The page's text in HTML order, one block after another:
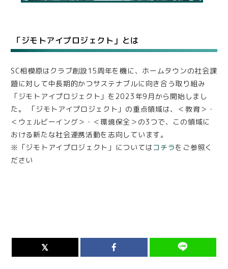
「ジモトアイプロジェクト」とは
SC相模原はクラブ創設15周年を機に、ホームタウンの社会課
題に対して中長期的かつサステナブルに向き合う取り組み
「ジモトアイプロジェクト」を2023年9月から開始しまし
た。 「ジモトアイプロジェクト」の重点領域は、＜教育＞・
＜ウェルビーイング＞・＜環境保全＞の3つで、この領域に
おける新たな社会連携活動を志向しています。
※「ジモトアイプロジェクト」についてはコチラをご参照く
ださい